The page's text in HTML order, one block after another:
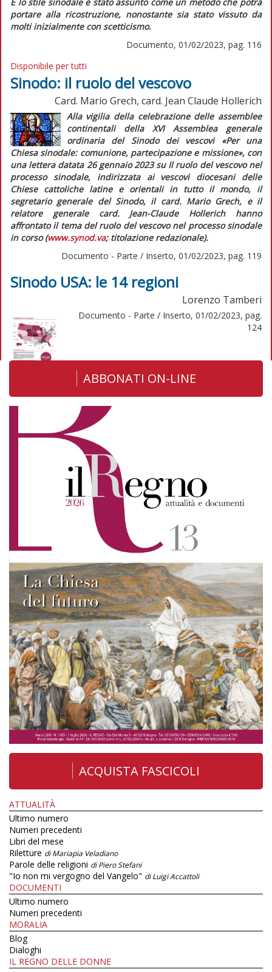
portare alla ricostruzione, nonostante sia stato vissuto da
molti inizialmente con scetticismo.
Documento, 01/02/2023, pag. 116
Disponibile per tutti
Sinodo: il ruolo del vescovo
Card. Mario Grech, card. Jean Claude Hollerich
Alla vigilia della celebrazione delle assemblee
continentali della XVI Assemblea generale
ordinaria del Sinodo dei vescovi «Per una
Chiesa sinodale: comunione, partecipazione e missione», con
una lettera datata 26 gennaio 2023 su Il ruolo del vescovo nel
processo sinodale, indirizzata ai vescovi diocesani delle
Chiese cattoliche latine e orientali in tutto il mondo, il
segretario generale del Sinodo, il card. Mario Grech, e il
relatore generale card. Jean-Claude Hollerich hanno
affrontato il tema del ruolo del vescovo nel processo sinodale
in corso (www.synod.va; titolazione redazionale).
Documento - Parte / Inserto, 01/02/2023, pag. 119
Sinodo USA: le 14 regioni
Lorenzo Tamberi
Documento - Parte / Inserto, 01/02/2023, pag.
124
ABBONATI ON-LINE
ACQUISTA FASCICOLI
ATTUALITÀ
Ultimo numero
Numeri precedenti
Libri del mese
Riletture di Mariapia Veladiano
Parole delle religioni di Piero Stefani
"Io non mi vergogno del Vangelo" di Luigi Accattoli
DOCUMENTI
Ultimo numero
Numeri precedenti
MORALIA
Blog
Dialoghi
IL REGNO DELLE DONNE